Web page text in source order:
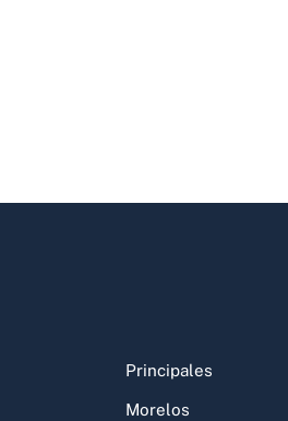
Principales
Morelos